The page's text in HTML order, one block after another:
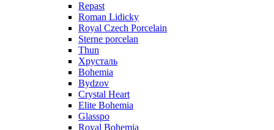
Repast
Roman Lidicky
Royal Czech Porcelain
Sterne porcelan
Thun
Хрусталь
Bohemia
Bydzov
Crystal Heart
Elite Bohemia
Glasspo
Royal Bohemia